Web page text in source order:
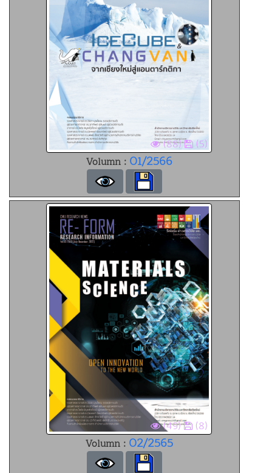
(88)
(5)
Volumn : 01/2566
(49)
(8)
Volumn : 02/2565